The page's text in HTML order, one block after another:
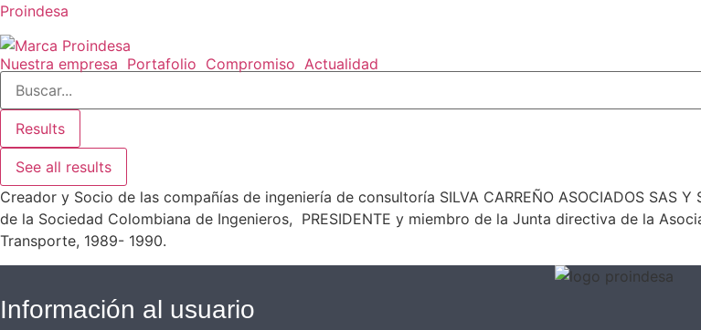
Proindesa
Nuestra empresa Portafolio Compromiso Actualidad
Search
Results
See all results
Creador y Socio de las compañías de ingeniería de consultoría SILVA CARREÑO ASOCIADOS SAS
de la Sociedad Colombiana de Ingenieros, PRESIDENTE y miembro de la Junta directiva de la
Transporte, 1989- 1990.
Información al usuario